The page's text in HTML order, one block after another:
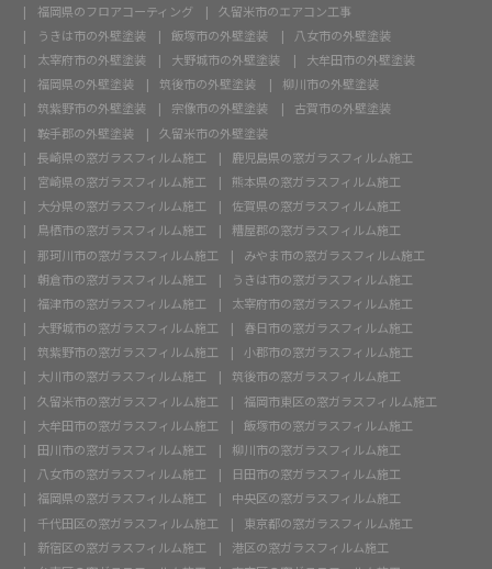
福岡県のフロアコーティング
久留米市のエアコン工事
うきは市の外壁塗装
飯塚市の外壁塗装
八女市の外壁塗装
太宰府市の外壁塗装
大野城市の外壁塗装
大牟田市の外壁塗装
福岡県の外壁塗装
筑後市の外壁塗装
柳川市の外壁塗装
筑紫野市の外壁塗装
宗像市の外壁塗装
古賀市の外壁塗装
鞍手郡の外壁塗装
久留米市の外壁塗装
長崎県の窓ガラスフィルム施工
鹿児島県の窓ガラスフィルム施工
宮崎県の窓ガラスフィルム施工
熊本県の窓ガラスフィルム施工
大分県の窓ガラスフィルム施工
佐賀県の窓ガラスフィルム施工
鳥栖市の窓ガラスフィルム施工
糟屋郡の窓ガラスフィルム施工
那珂川市の窓ガラスフィルム施工
みやま市の窓ガラスフィルム施工
朝倉市の窓ガラスフィルム施工
うきは市の窓ガラスフィルム施工
福津市の窓ガラスフィルム施工
太宰府市の窓ガラスフィルム施工
大野城市の窓ガラスフィルム施工
春日市の窓ガラスフィルム施工
筑紫野市の窓ガラスフィルム施工
小郡市の窓ガラスフィルム施工
大川市の窓ガラスフィルム施工
筑後市の窓ガラスフィルム施工
久留米市の窓ガラスフィルム施工
福岡市東区の窓ガラスフィルム施工
大牟田市の窓ガラスフィルム施工
飯塚市の窓ガラスフィルム施工
田川市の窓ガラスフィルム施工
柳川市の窓ガラスフィルム施工
八女市の窓ガラスフィルム施工
日田市の窓ガラスフィルム施工
福岡県の窓ガラスフィルム施工
中央区の窓ガラスフィルム施工
千代田区の窓ガラスフィルム施工
東京都の窓ガラスフィルム施工
新宿区の窓ガラスフィルム施工
港区の窓ガラスフィルム施工